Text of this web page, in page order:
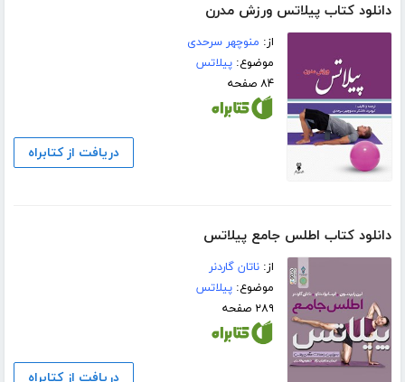
دانلود کتاب پیلاتس ورزش مدرن
از: منوچهر سرحدی
موضوع:پیلاتس
۸۴ صفحه
دریافت از کتابراه
دانلود کتاب اطلس جامع پیلاتس
از:ناتان گاردنر
موضوع:پیلاتس
۲۸۹ صفحه
دریافت از کتابراه